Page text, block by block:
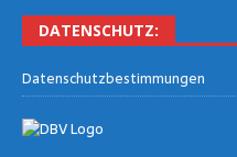
DATEN­SCHUTZ:
Daten­schutz­be­stim­mun­gen